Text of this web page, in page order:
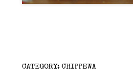
CATEGORY: CHIPPEWA